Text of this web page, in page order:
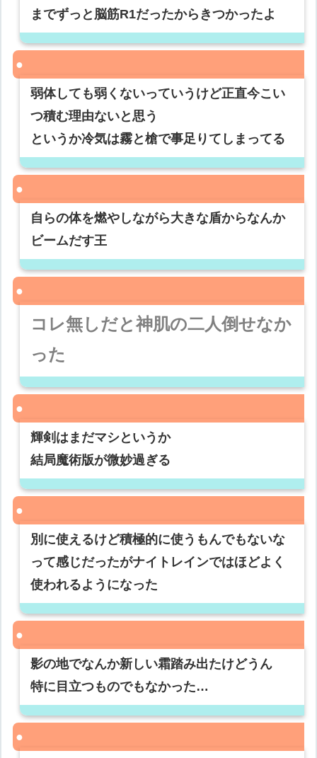
までずっと脳筋R1だったからきつかったよ
弱体しても弱くないっていうけど正直今こい
つ積む理由ないと思う
というか冷気は霧と槍で事足りてしまってる
自らの体を燃やしながら大きな盾からなんか
ビームだす王
コレ無しだと神肌の二人倒せなか
った
輝剣はまだマシというか
結局魔術版が微妙過ぎる
別に使えるけど積極的に使うもんでもないな
って感じだったがナイトレインではほどよく
使われるようになった
影の地でなんか新しい霜踏み出たけどうん
特に目立つものでもなかった…